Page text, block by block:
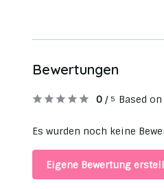
Bewertungen
0 / 5 Based
Es wurden noch keine
Eigene Bewertung